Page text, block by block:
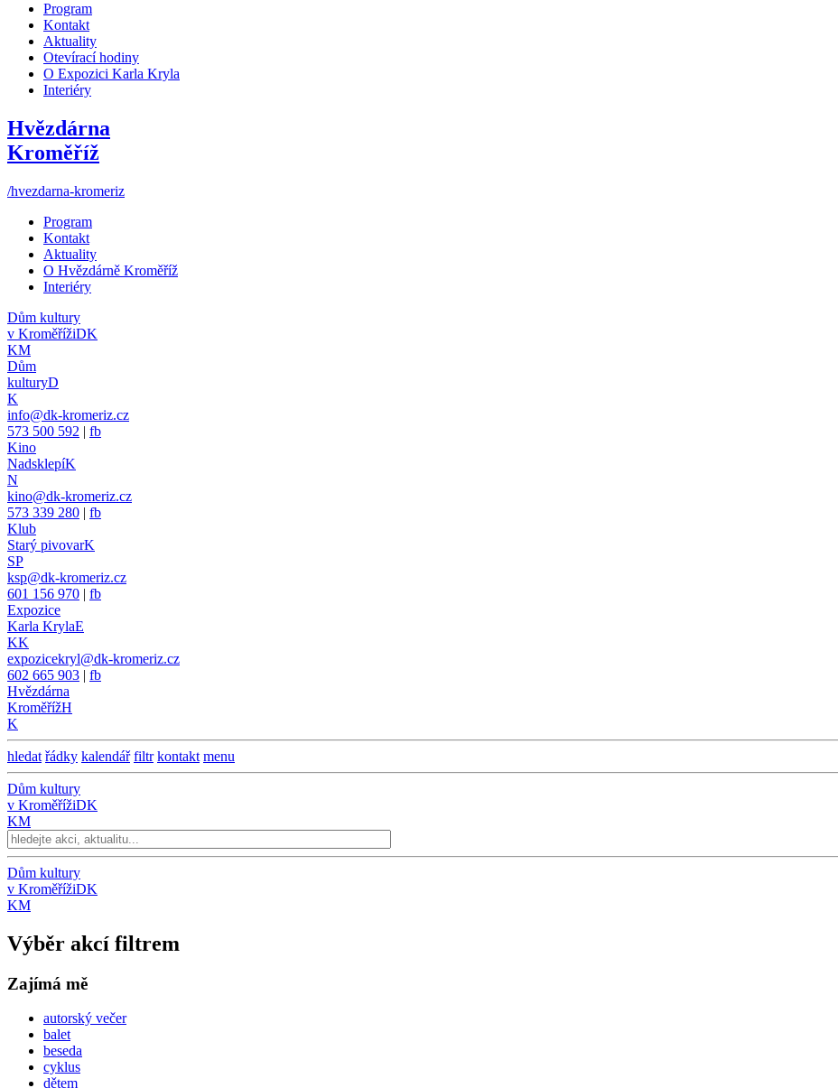
Program
Kontakt
Aktuality
Otevírací hodiny
O Expozici Karla Kryla
Interiéry
Hvězdárna
Kroměříž
/hvezdarna-kromeriz
Program
Kontakt
Aktuality
O Hvězdárně Kroměříž
Interiéry
Dům kultury
v KroměřížiDK
KM
Dům
kulturyD
K
info@dk-kromeriz.cz
573 500 592 | fb
Kino
NadsklepíK
N
kino@dk-kromeriz.cz
573 339 280 | fb
Klub
Starý pivovarK
SP
ksp@dk-kromeriz.cz
601 156 970 | fb
Expozice
Karla KrylaE
KK
expozicekryl@dk-kromeriz.cz
602 665 903 | fb
Hvězdárna
KroměřížH
K
hledat řádky kalendář filtr kontakt menu
Dům kultury
v KroměřížiDK
KM
Dům kultury
v KroměřížiDK
KM
Výběr akcí filtrem
Zajímá mě
autorský večer
balet
beseda
cyklus
dětem